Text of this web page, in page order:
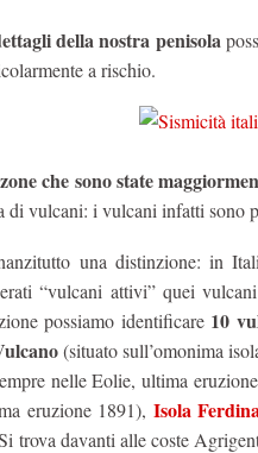
della nostra penisola
a rischio.
zone che sono state
di vulcani: i vulcani infatti
una distinzione: in
“vulcani attivi” quei
possiamo identificare 10
(situato sull’omonima
nelle Eolie, ultima
eruzione 1891), Isola
trova davanti alle coste